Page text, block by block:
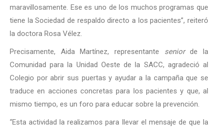
maravillosamente. Ese es uno de los muchos programas que
tiene la Sociedad de respaldo directo a los pacientes”, reiteró
la doctora Rosa Vélez.
Precisamente, Aida Martínez, representante seniorde la
Comunidad para la Unidad Oeste de la SACC, agradeció al
Colegio por abrir sus puertas y ayudar a la campaña que se
traduce en acciones concretas para los pacientes y que, al
mismo tiempo, es un foro para educar sobre la prevención.
“Esta actividad la realizamos para llevar el mensaje de que la